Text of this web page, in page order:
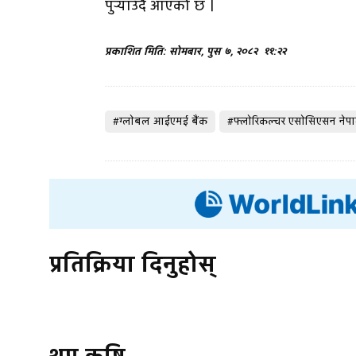
पुर्‍याउँदै आएको छ ।
प्रकाशित मिति: सोमबार, पुस ७, २०८२ ११:२२
#ग्लाेबल आईएमई बैंक #फ्लाेरिकल्चर एसाेसिएसन
प्रतिक्रिया दिनुहोस्